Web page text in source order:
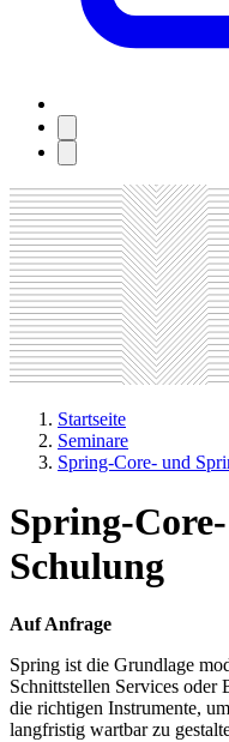
Startseite
Seminare
Spring-Core- und
Spring-
Schulung
Auf Anfrage
Spring ist die Grundlage
Schnittstellen Services oder
die richtigen Instrumente,
langfristig wartbar zu